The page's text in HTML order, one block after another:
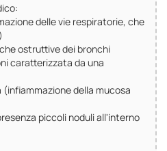
delle vie respiratorie, che
ostruttive dei bronchi
caratterizzata da una
della mucosa
piccoli noduli all'interno